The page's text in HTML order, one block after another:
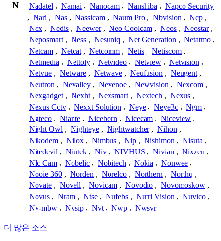
N Nadatel , Namai , Nanocam , Nanshiba , Napco Security
, Nari , Nas , Nassicam , Naum Pro , Nbvision , Ncp ,
Ncx , Nedis , Neewer , Neo Coolcam , Neos , Neostar ,
Neposmart , Ness , Nesuniq , Net Generation , Netatmo ,
Netcam , Netcat , Netcomm , Netis , Netiscom ,
Netmedia , Nettoly , Netvideo , Netview , Netvision ,
Netvue , Netware , Netwave , Neufusion , Neugent ,
Neutron , Nevalley , Nevenoe , Newvision , Nexcom ,
Nexgadget , Nexht , Nexsmart , Nextech , Nexus ,
Nexus Cctv , Nexxt Solution , Neye , Neye3c , Ngm ,
Ngteco , Niante , Niceborn , Nicecam , Niceview ,
Night Owl , Nighteye , Nightwatcher , Nihon ,
Nikodem , Nilox , Nimbus , Nip , Nishimon , Nisuta ,
Nitedevil , Niutek , Niv , NIVHUS , Nivian , Nixzen ,
Nlc Cam , Nobelic , Nobitech , Nokia , Nonwee ,
Nooie 360 , Norden , Norelco , Northern , Northq ,
Novate , Novell , Novicam , Novodio , Novomoskow ,
Novus , Nram , Ntse , Nufebs , Nutri Vision , Nuvico ,
Nv-mbw , Nvsip , Nvt , Nwp , Nwsvr
더 많은 소스